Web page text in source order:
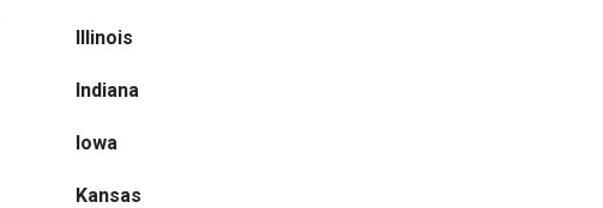
Illinois
Indiana
Iowa
Kansas